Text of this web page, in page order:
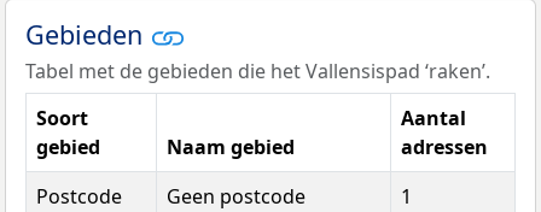
Gebieden
Tabel met de gebieden die het Vallensispad ‘raken’.
Soort
gebied
Naam gebied
Aantal
adressen
Postcode
Geen postcode
1